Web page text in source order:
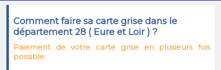
Comment faire sa carte grise dans le
département 28 ( Eure et Loir ) ?
Paiement de votre carte grise en plusieurs fois
possible